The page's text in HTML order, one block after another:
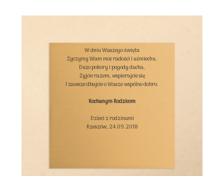
W dniu Waszego święta
Życzymy Wam moc radości i uśmiechu,
Dużo pokory i pogody ducha,
Żyjcie razem, wspierajcie się
I zawsze dbajcie o Wasze wspólne dobro.
Kochanym Rodzicom
Dzieci z rodzinami
Rzeszów, 24.09.2018